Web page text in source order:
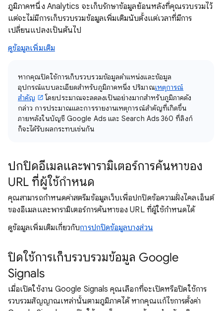
ภูมิภาคหนึ่ง Analytics จะเก็บรักษาข้อมูลย้อนหลังที่คุณรวบรวมไว้
แต่จะไม่มีการเก็บรวบรวมข้อมูลเพิ่มเติมนับตั้งแต่เวลาที่มีการ
เปลี่ยนแปลงเป็นต้นไป
ดูข้อมูลเพิ่มเติม
หากคุณปิดใช้การเก็บรวบรวมข้อมูลตําแหน่งและข้อมูล
อุปกรณ์แบบละเอียดสําหรับภูมิภาคหนึ่ง ปริมาณเหตุการณ์
สำคัญ
โดยประมาณจะลดลงเป็นอย่างมากสําหรับภูมิภาคดัง
กล่าว การประมาณและการรายงานเหตุการณ์สำคัญที่เกิดขึ้น
ภายหลังในบัญชี Google Ads และ Search Ads 360 ที่ลิงก์
ก็จะได้รับผลกระทบเช่นกัน
ปกปิดอีเมลและพารามิเตอร์การค้นหาของ
URL ที่ผู้ใช้กำหนด
คุณสามารถกําหนดค่าสตรีมข้อมูลเว็บเพื่อปกปิดข้อความฝั่งไคลเอ็นต์
ของอีเมลและพารามิเตอร์การค้นหาของ URL ที่ผู้ใช้กำหนดได้
ดูข้อมูลเพิ่มเติมเกี่ยวกับการปกปิดข้อมูลบางส่วน
ปิดใช้การเก็บรวบรวมข้อมูล Google
Signals
เมื่อเปิดใช้งาน Google Signals คุณเลือกที่จะเปิดหรือปิดใช้การ
รวบรวมสัญญาณเหล่านั้นตามภูมิภาคได้ หากคุณแก้ไขการตั้งค่า